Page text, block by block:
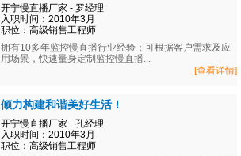
开宁慢直播厂家 - 罗经理
入职时间：2010年3月
职位：高级销售工程师
拥有10多年监控慢直播行业经验；可根据客户需求及应
用场景，快速量身定制监控慢直播...
[查看详情]
倾力构建和谐美好生活！
开宁慢直播厂家 - 孔经理
入职时间：2010年3月
职位：高级销售工程师